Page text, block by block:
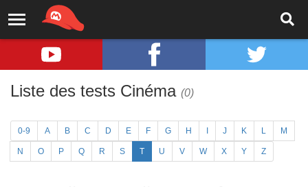
Liste des tests Cinéma (0)
0-9 A B C D E F G H J K L M
N O P Q R S T U V W X Y Z